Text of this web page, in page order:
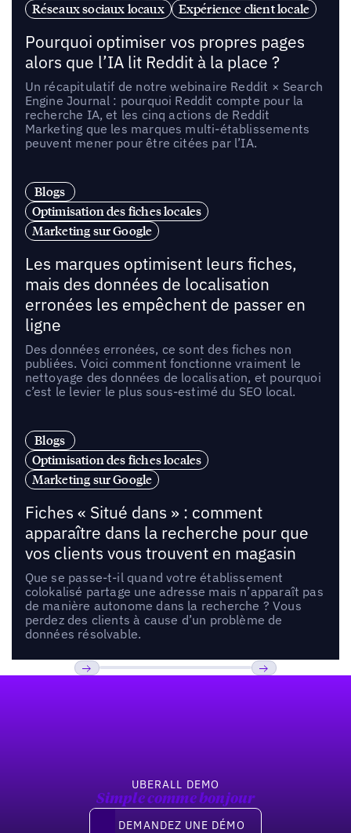
Réseaux sociaux locaux
Expérience client locale
Pourquoi optimiser vos propres pages
alors que l’IA lit Reddit à la place ?
Un récapitulatif de notre webinaire Reddit × Search
Engine Journal : pourquoi Reddit compte pour la
recherche IA, et les cinq actions de Reddit
Marketing que les marques multi-établissements
peuvent mener pour être citées par l’IA.
Blogs
Optimisation des fiches locales
Marketing sur Google
Les marques optimisent leurs fiches,
mais des données de localisation
erronées les empêchent de passer en
ligne
Des données erronées, ce sont des fiches non
publiées. Voici comment fonctionne vraiment le
nettoyage des données de localisation, et pourquoi
c’est le levier le plus sous-estimé du SEO local.
Blogs
Optimisation des fiches locales
Marketing sur Google
Fiches « Situé dans » : comment
apparaître dans la recherche pour que
vos clients vous trouvent en magasin
Que se passe-t-il quand votre établissement
colokalisé partage une adresse mais n’apparaît pas
de manière autonome dans la recherche ? Vous
perdez des clients à cause d’un problème de
données résolvable.
UBERALL DEMO
Simple comme bonjour
Demandez une démo
DEMANDEZ UNE DÉMO